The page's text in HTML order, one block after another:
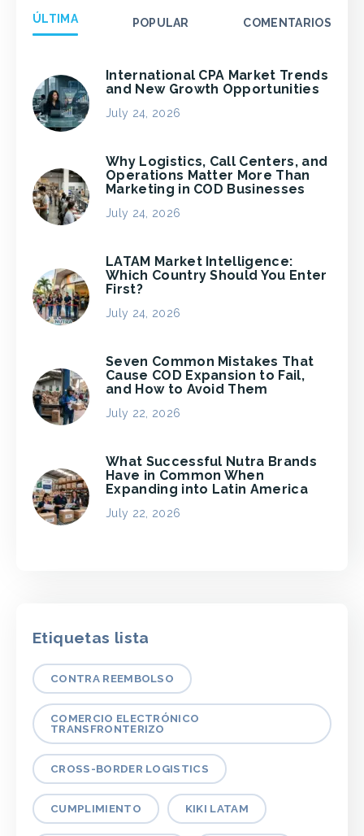
ÚLTIMA POPULAR COMENTARIOS
International CPA Market Trends
and New Growth Opportunities
July 24, 2026
Why Logistics, Call Centers, and
Operations Matter More Than
Marketing in COD Businesses
July 24, 2026
LATAM Market Intelligence:
Which Country Should You Enter
First?
July 24, 2026
Seven Common Mistakes That
Cause COD Expansion to Fail,
and How to Avoid Them
July 22, 2026
What Successful Nutra Brands
Have in Common When
Expanding into Latin America
July 22, 2026
Etiquetas lista
CONTRA REEMBOLSO
COMERCIO ELECTRÓNICO
TRANSFRONTERIZO
CROSS-BORDER LOGISTICS
CUMPLIMIENTO KIKI LATAM